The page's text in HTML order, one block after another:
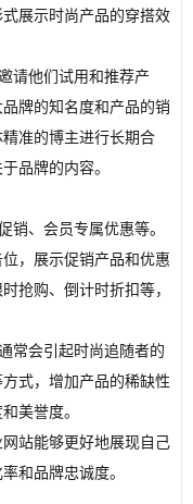
展示时尚产品的穿搭效
请他们试用和推荐产
牌的知名度和产品的销
准的博主进行长期合
品牌的内容。
销、会员专属优惠等。
，展示促销产品和优惠
抢购、倒计时折扣等，
常会引起时尚追随者的
式，增加产品的稀缺性
美誉度。
站能够更好地展现自己
和品牌忠诚度。